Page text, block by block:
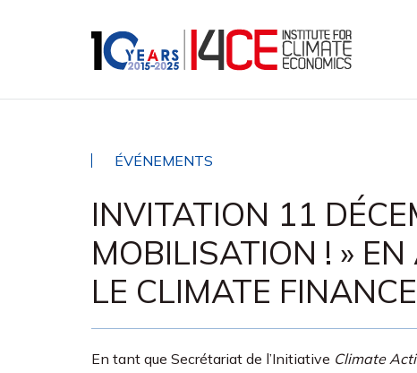
ÉVÉNEMENTS
INVITATION 11
MOBILISATION ! »
LE CLIMATE
En tant que Secrétariat de l’Initiative Climate